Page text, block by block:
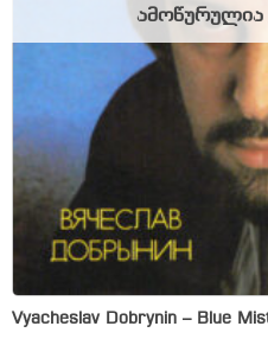
Vyacheslav Dobrynin – Blue
ამოწურულია